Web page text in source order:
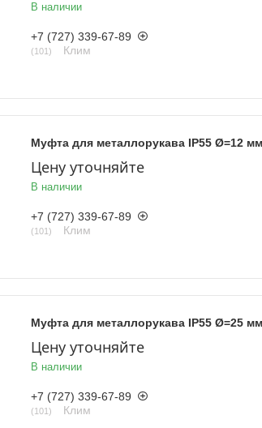
В наличии
+7 (727) 339-67-89
101 Клим
Муфта для металлорукава IP55 Ø=12 мм
Цену уточняйте
В наличии
+7 (727) 339-67-89
101 Клим
Муфта для металлорукава IP55 Ø=25 мм
Цену уточняйте
В наличии
+7 (727) 339-67-89
101 Клим